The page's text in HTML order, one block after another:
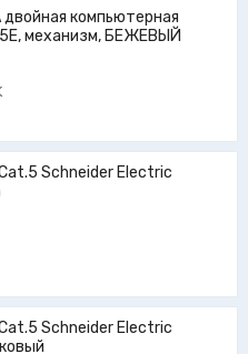
двойная компьютерная
механизм, БЕЖЕВЫЙ
Schneider Electric
Schneider Electric